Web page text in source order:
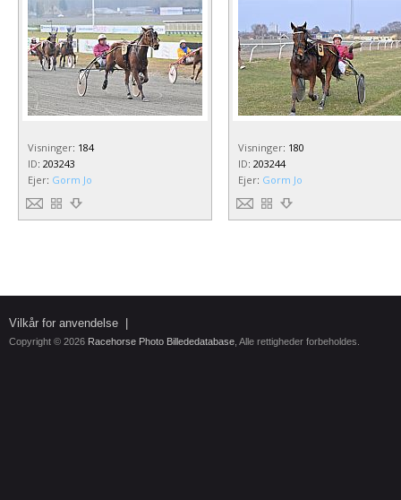
Visninger: 184
ID: 203243
Ejer: Gorm Jo
Visninger: 180
ID: 203244
Ejer: Gorm Jo
Vilkår for anvendelse
Copyright © 2026 Racehorse Photo Billededatabase , Alle rettigheder forbeholdes.